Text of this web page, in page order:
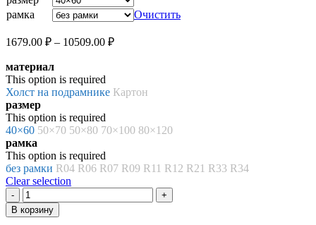
10509.00 ₽
рамка
Очистить
1679.00 ₽ – 10509.00 ₽Диапазон
10509.00 ₽
материал
This option is required
Холст на подрамнике Картон
размер
This option is required
40×60 50×70 50×80 70×100 80×120
рамка
This option is required
без рамки R04 R06 R07 R09 R11 R12 R21 R33 R34
Clear selection
Количество
товара
Картина
В корзину